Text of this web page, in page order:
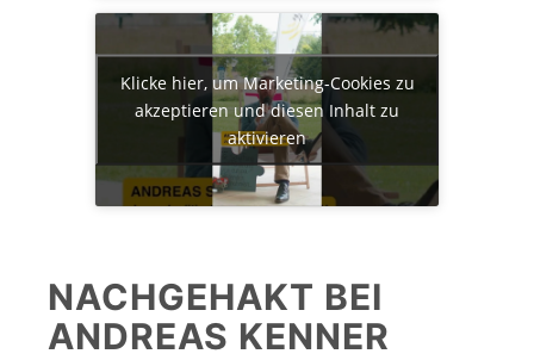
Klicke hier, um Marketing-Cookies zu
akzeptieren und diesen Inhalt zu
aktivieren
NACHGEHAKT BEI
ANDREAS KENNER